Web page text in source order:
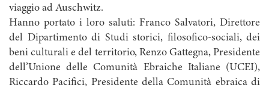
viaggio ad Auschwitz.
Hanno portato i loro saluti: Franco Salvatori, Direttore
del Dipartimento di Studi storici, filosofico-sociali, dei
beni culturali e del territorio, Renzo Gattegna, Presidente
dell’Unione delle Comunità Ebraiche Italiane (UCEI),
Riccardo Pacifici, Presidente della Comunità ebraica di